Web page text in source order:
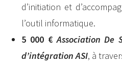
d’initiation et
l’outil informatique.
5 000 €Association De
d’intégration ASI, à